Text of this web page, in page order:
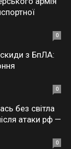
0
скиди з БпЛА:
0
без світла
атаки рф —
0